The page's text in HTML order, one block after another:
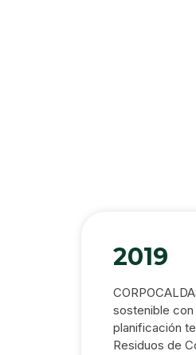
2019
sostenible con
planificación
Residuos de